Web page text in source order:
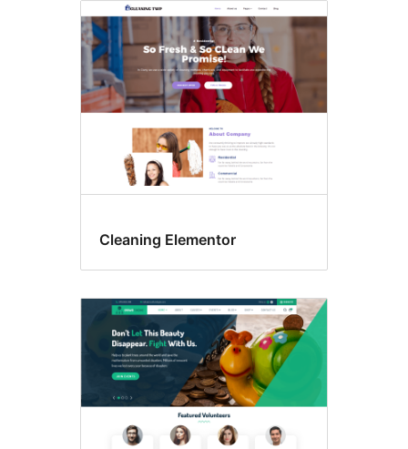
Redigering
af
skabeloner
Cleaning Elementor